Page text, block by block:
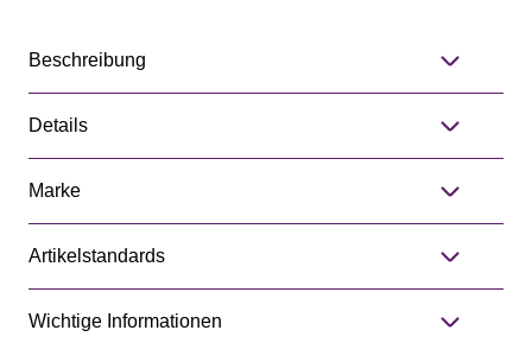
Beschreibung
Details
Marke
Artikelstandards
Wichtige Informationen